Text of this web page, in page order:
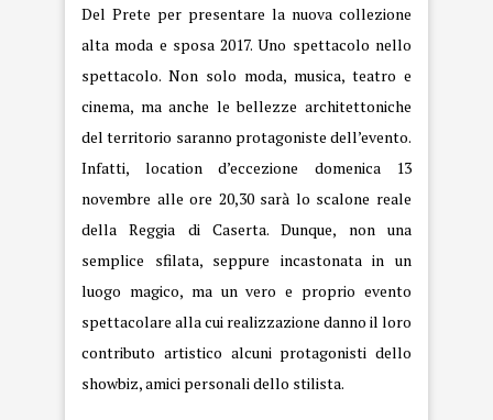
Del Prete per presentare la nuova collezione
alta moda e sposa 2017. Uno spettacolo nello
spettacolo. Non solo moda, musica, teatro e
cinema, ma anche le bellezze architettoniche
del territorio saranno protagoniste dell’evento.
Infatti, location d’eccezione domenica 13
novembre alle ore 20,30 sarà lo scalone reale
della Reggia di Caserta. Dunque, non una
semplice sfilata, seppure incastonata in un
luogo magico, ma un vero e proprio evento
spettacolare alla cui realizzazione danno il loro
contributo artistico alcuni protagonisti dello
showbiz, amici personali dello stilista.